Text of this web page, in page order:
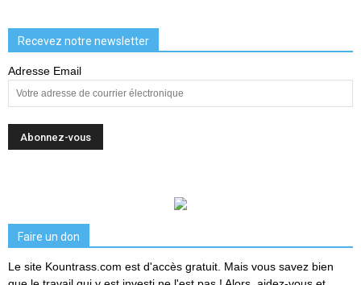
Recevez notre newsletter
Adresse Email
Faire un don
Le site Kountrass.com est d'accès gratuit. Mais vous savez bien